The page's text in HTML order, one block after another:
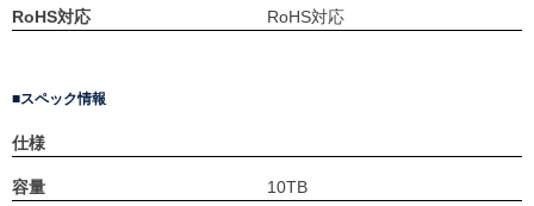
RoHS対応 RoHS対応
スペック情報
仕様
容量 10TB